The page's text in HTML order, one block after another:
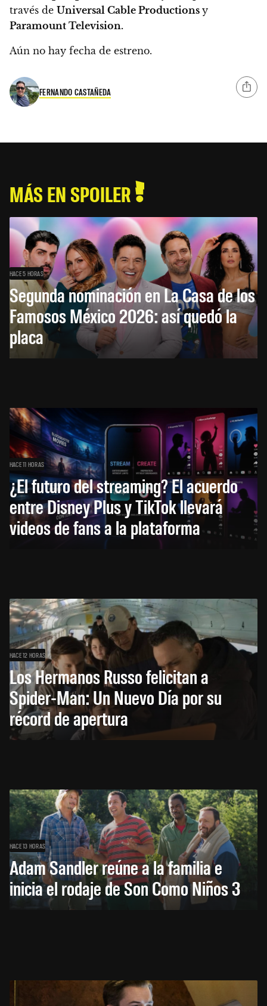
través de Universal Cable Productions y
Paramount Television.
Aún no hay fecha de estreno.
FERNANDO CASTAÑEDA
MÁS EN SPOILER
HACE 5 HORAS
Segunda nominación en La Casa de los
Famosos México 2026: así quedó la
placa
HACE 11 HORAS
¿El futuro del streaming? El acuerdo
entre Disney Plus y TikTok llevará
videos de fans a la plataforma
HACE 12 HORAS
Los Hermanos Russo felicitan a
Spider-Man: Un Nuevo Día por su
récord de apertura
HACE 13 HORAS
Adam Sandler reúne a la familia e
inicia el rodaje de Son Como Niños 3